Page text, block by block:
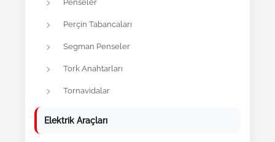
Penseler
Perçin Tabancaları
Segman Penseler
Tork Anahtarları
Tornavidalar
Elektrik Araçları